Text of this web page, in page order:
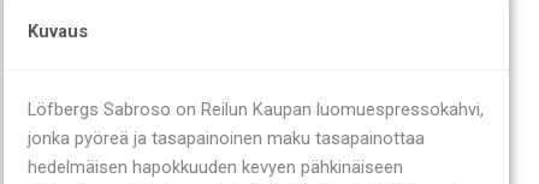
Kuvaus
Löfbergs Sabroso on Reilun Kaupan luomuespressokahvi,
jonka pyöreä ja tasapainoinen maku tasapainottaa
hedelmäisen hapokkuuden kevyen pähkinäiseen